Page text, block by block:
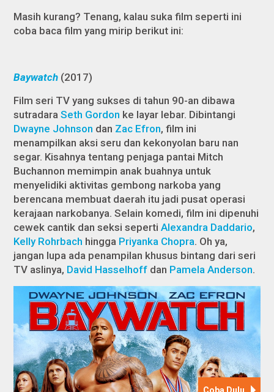
Masih kurang? Tenang, kalau suka film seperti ini
coba baca film yang mirip berikut ini:
Baywatch (2017)
Film seri TV yang sukses di tahun 90-an dibawa
sutradaraSeth Gordon ke layar lebar. Dibintangi
Dwayne Johnson dan Zac Efron, film ini
menampilkan aksi seru dan kekonyolan baru nan
segar. Kisahnya tentang penjaga pantai Mitch
Buchannon memimpin anak buahnya untuk
menyelidiki aktivitas gembong narkoba yang
berencana membuat daerah itu jadi pusat operasi
kerajaan narkobanya. Selain komedi, film ini dipenuhi
cewek cantik dan seksi sepertiAlexandra Daddario,
Kelly Rohrbach hingga Priyanka Chopra. Oh ya,
jangan lupa ada penampilan khusus bintang dari seri
TV aslinya, David Hasselhoff dan Pamela Anderson.